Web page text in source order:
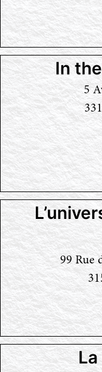
In
5
99 Rue